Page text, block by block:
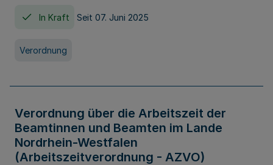
In Kraft Seit 07. Juni 2025
Verordnung
Verordnung über die Arbeitszeit der
Beamtinnen und Beamten im Lande
Nordrhein-Westfalen
(Arbeitszeitverordnung - AZVO)